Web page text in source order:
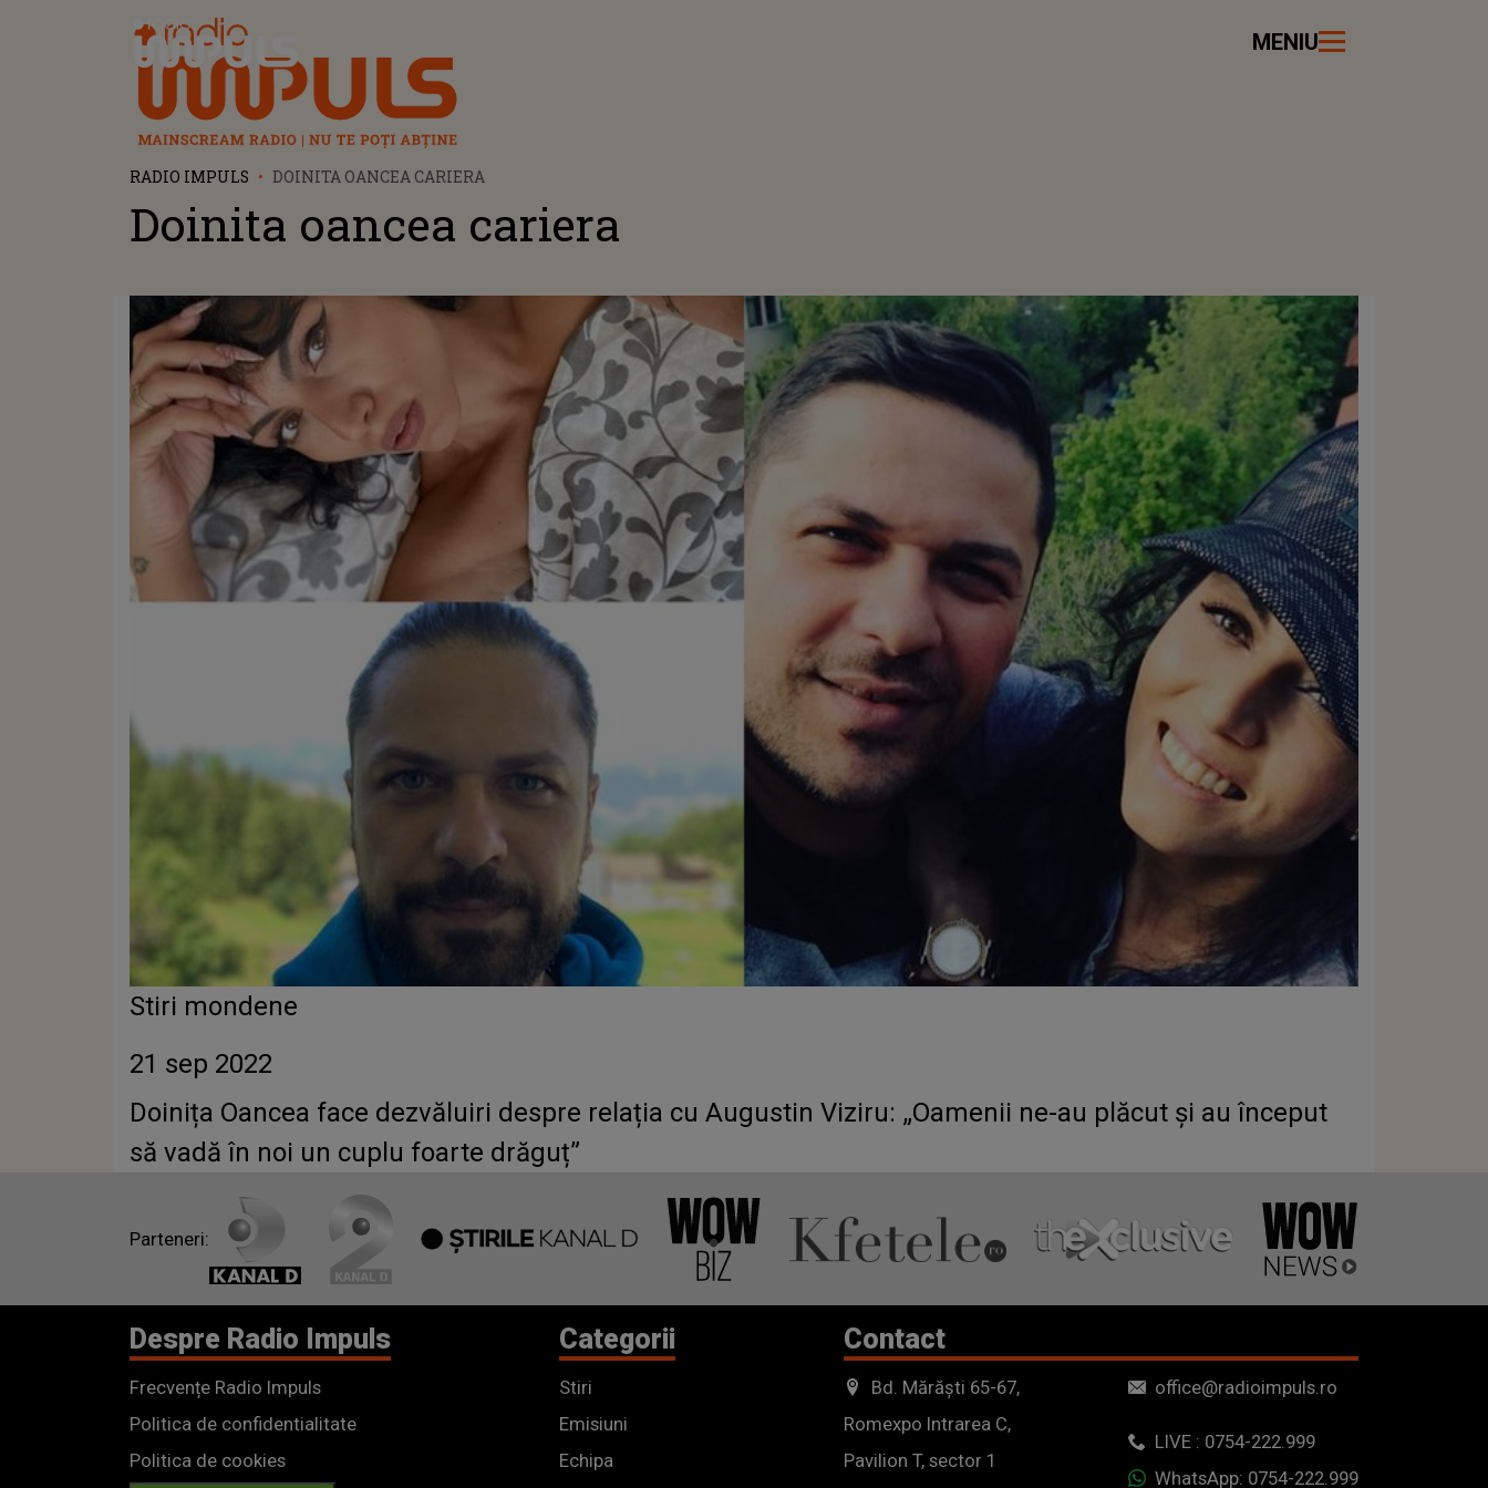
Radio Impuls MENIU
RADIO IMPULS DOINITA OANCEA CARIERA
Doinita oancea cariera
Stiri mondene
21 sep 2022
Doinița Oancea face dezvăluiri despre relația cu Augustin Viziru: „Oamenii ne-au plăcut și au început
să vadă în noi un cuplu foarte drăguț”
Parteneri:
Despre Radio Impuls
Frecvențe Radio Impuls
Politica de confidentialitate
Politica de cookies
Categorii
Stiri
Emisiuni
Echipa
Contact
Bd. Mărăști 65-67,
Romexpo Intrarea C,
Pavilion T, sector 1
office@radioimpuls.ro
LIVE : 0754-222.999
WhatsApp: 0754-222.999